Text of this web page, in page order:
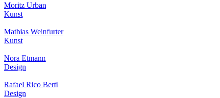
Moritz Urban
Kunst
Mathias Weinfurter
Kunst
Nora Etmann
Design
Rafael Rico Berti
Design